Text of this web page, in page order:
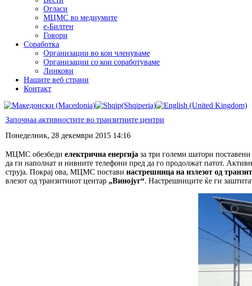
Огласи
МЦМС во медиумите
е-Билтен
Говори
Соработка
Организации во кои членуваме
Организации со кои соработуваме
Линкови
Нашите веб страни
Контакт
Започнаа активностите во транзитните центри
Понеделник, 28 декември 2015 14:16
МЦМС обезбеди електрична енергија за три големи шатори поставени
да ги наполнат и нивните телефони пред да го продолжат патот.
струја. Покрај ова, МЦМС постави настрешница на излезот од
влезот од транзитниот центар „Винојуг“. Настрешниците ќе ги